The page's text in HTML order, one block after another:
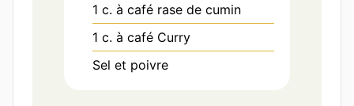
1 c. à café rase de cumin
1 c. à café Curry
Sel et poivre